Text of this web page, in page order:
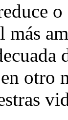
más
otro